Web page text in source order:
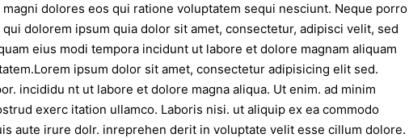
dolores eos qui ratione voluptatem sequi nesciunt. Neque porro
dolorem ipsum quia dolor sit amet, consectetur, adipisci velit, sed
eius modi tempora incidunt ut labore et dolore magnam aliquam
ipsum dolor sit amet, consectetur adipisicing elit sed.
incididu nt ut labore et dolore magna aliqua. Ut enim. ad minim
exerc itation ullamco. Laboris nisi. ut aliquip ex ea commodo
aute irure dolr. inreprehen derit in voluptate velit esse cillum dolore.